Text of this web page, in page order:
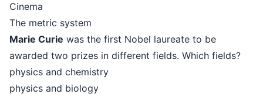
Cinema
The metric system
Marie Curie was the first Nobel laureate to be
awarded two prizes in different fields. Which fields?
physics and chemistry
physics and biology